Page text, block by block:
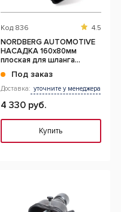
Код 836 4.5
NORDBERG AUTOMOTIVE
НАСАДКА 160x80мм
плоская для шланга
Под заказ
Доставка: уточните у менеджера
4 330 руб.
Купить